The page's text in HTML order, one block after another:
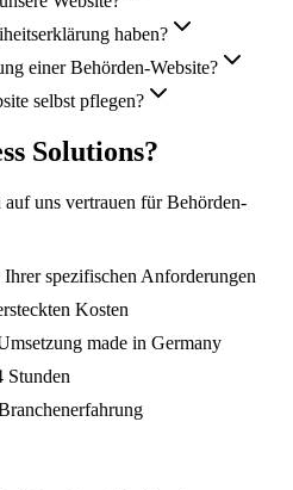
haben?
einer Behörden-Website?
selbst pflegen?
Solutions?
uns vertrauen für Behörden-
spezifischen Anforderungen
Kosten
made in Germany
Stunden